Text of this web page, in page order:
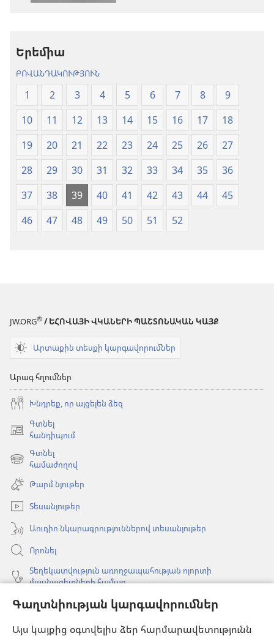
Գաղտնիության կարգավորումներ
Այս կայքից օգտվելիս ձեր հարմարավետությունն
Երեմիա
ԲՈՎԱՆԴԱԿՈՒԹՅՈՒՆ
1 2 3 4 5 6 7 8
9
10
11 12 13 14 15 16 17
18
19
20 21 22 23 24 25 26
27
28
29 30 31 32 33 34 35
36
37
38 39 40 41 42 43 44
45
46
47 48 49 50 51 52
JW.ORG® / ԵՀՈՎԱՅԻ ՎԿԱՆԵՐԻ ՊԱՇՏՈՆԱԿԱՆ ԿԱՅՔ
Արտաքին տեսքի կարգավորումներ
Արագ հղումներ
Խնդրեք, որ այցելեն ձեզ
Գտնել
հանդիպում
(բացվում
նոր
պատուհան)
Գտնել
համաժողով
(բացվում
նոր
պատուհան)
Թարմ նյութեր
Տեսանյութեր
Աուդիո նկարագրություններով տեսանյութեր
Որոնել
Տեղեկատվություն առողջապահության ոլորտի
մասնագետների համար
Գլոբալ հաղորդակցություն
Օգնություն